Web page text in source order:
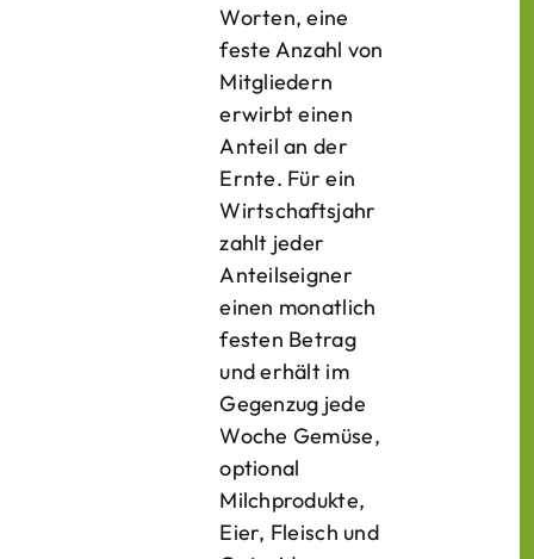
Worten, eine
feste Anzahl von
Mitgliedern
erwirbt einen
Anteil an der
Ernte. Für ein
Wirtschaftsjahr
zahlt jeder
Anteilseigner
einen monatlich
festen Betrag
und erhält im
Gegenzug jede
Woche Gemüse,
optional
Milchprodukte,
Eier, Fleisch und